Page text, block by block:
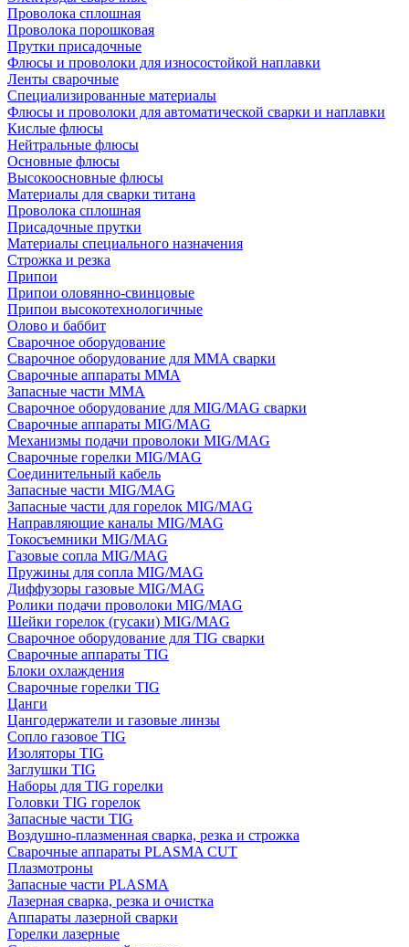
Проволока сплошная
Проволока порошковая
Прутки присадочные
Флюсы и проволоки для износостойкой наплавки
Ленты сварочные
Специализированные материалы
Флюсы и проволоки для автоматической сварки и наплавки
Кислые флюсы
Нейтральные флюсы
Основные флюсы
Высокоосновные флюсы
Материалы для сварки титана
Проволока сплошная
Присадочные прутки
Материалы специального назначения
Строжка и резка
Припои
Припои оловянно-свинцовые
Припои высокотехнологичные
Олово и баббит
Сварочное оборудование
Сварочное оборудование для MMA сварки
Сварочные аппараты MMA
Запасные части MMA
Сварочное оборудование для MIG/MAG сварки
Сварочные аппараты MIG/MAG
Механизмы подачи проволоки MIG/MAG
Сварочные горелки MIG/MAG
Соединительный кабель
Запасные части MIG/MAG
Запасные части для горелок MIG/MAG
Направляющие каналы MIG/MAG
Токосъемники MIG/MAG
Газовые сопла MIG/MAG
Пружины для сопла MIG/MAG
Диффузоры газовые MIG/MAG
Ролики подачи проволоки MIG/MAG
Шейки горелок (гусаки) MIG/MAG
Сварочное оборудование для TIG сварки
Сварочные аппараты TIG
Блоки охлаждения
Сварочные горелки TIG
Цанги
Цангодержатели и газовые линзы
Сопло газовое TIG
Изоляторы TIG
Заглушки TIG
Наборы для TIG горелки
Головки TIG горелок
Запасные части TIG
Воздушно-плазменная сварка, резка и строжка
Сварочные аппараты PLASMA CUT
Плазмотроны
Запасные части PLASMA
Лазерная сварка, резка и очистка
Аппараты лазерной сварки
Горелки лазерные